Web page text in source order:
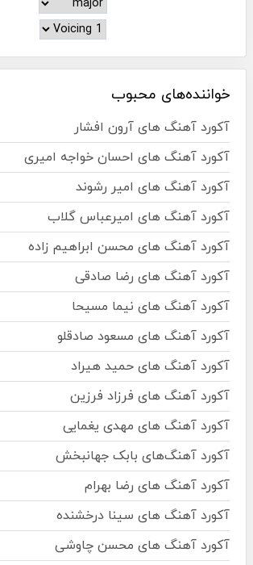
خواننده‌های محبوب
آکورد آهنگ های آرون افشار
آکورد آهنگ های احسان خواجه امیری
آکورد آهنگ های امیر رشوند
آکورد آهنگ های امیرعباس گلاب
آکورد آهنگ های محسن ابراهیم زاده
آکورد آهنگ های رضا صادقی
آکورد آهنگ های نیما مسیحا
آکورد آهنگ های مسعود صادقلو
آکورد آهنگ های حمید هیراد
آکورد آهنگ های فرزاد فرزین
آکورد آهنگ های مهدی یغمایی
آکورد آهنگ‌های بابک جهانبخش
آکورد آهنگ های رضا بهرام
آکورد آهنگ های سینا درخشنده
آکورد آهنگ های محسن چاوشی